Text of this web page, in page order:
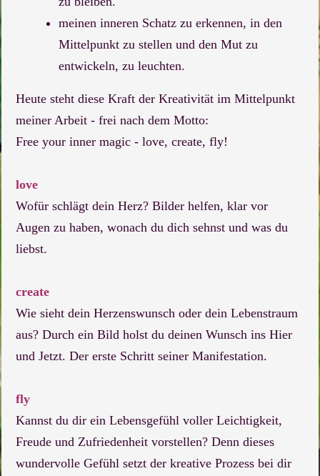
meinen inneren Schatz zu erkennen, in den
Mittelpunkt zu stellen und den Mut zu
entwickeln, zu leuchten.
Heute steht diese Kraft der Kreativität im Mittelpunkt
meiner Arbeit - frei nach dem Motto:
Free your inner magic - love, create, fly!
love
Wofür schlägt dein Herz? Bilder helfen, klar vor
Augen zu haben, wonach du dich sehnst und was du
liebst.
create
Wie sieht dein Herzenswunsch oder dein Lebenstraum
aus? Durch ein Bild holst du deinen Wunsch ins Hier
und Jetzt. Der erste Schritt seiner Manifestation.
fly
Kannst du dir ein Lebensgefühl voller Leichtigkeit,
Freude und Zufriedenheit vorstellen? Denn dieses
wundervolle Gefühl setzt der kreative Prozess bei dir